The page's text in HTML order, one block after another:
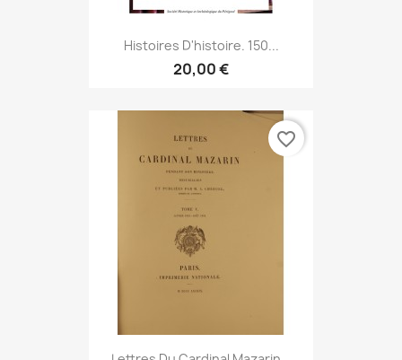
Histoires D'histoire. 150...
20,00 €
favorite_border